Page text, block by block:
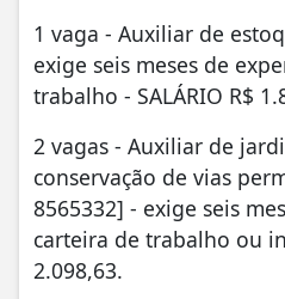
1 vaga - Auxiliar de
exige seis meses de
trabalho - SALÁRIO R$
2 vagas - Auxiliar de
conservação de vias
8565332] - exige seis
carteira de trabalho ou
2.098,63.